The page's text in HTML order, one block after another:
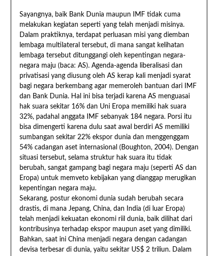
Sayangnya, baik Bank Dunia maupun IMF tidak cuma
melakukan kegiatan seperti yang telah menjadi misinya.
Dalam praktiknya, terdapat perluasan misi yang diemban
lembaga multilateral tersebut, di mana sangat kelihatan
lembaga tersebut ditunggangi oleh kepentingan negara-
negara maju (baca: AS). Agenda-agenda liberalisasi dan
privatisasi yang diusung oleh AS kerap kali menjadi syarat
bagi negara berkembang agar memeroleh bantuan dari IMF
dan Bank Dunia. Hal ini bisa terjadi karena AS menguasai
hak suara sekitar 16% dan Uni Eropa memiliki hak suara
32%, padahal anggata IMF sebanyak 184 negara. Porsi itu
bisa dimengerti karena dulu saat awal berdiri AS memiliki
sumbangan sekitar 22% ekspor dunia dan menggenggam
54% cadangan aset internasional (Boughton, 2004). Dengan
situasi tersebut, selama struktur hak suara itu tidak
berubah, sangat gampang bagi negara maju (seperti AS dan
Eropa) untuk memveto kebijakan yang dianggap merugikan
kepentingan negara maju.
Sekarang, postur ekonomi dunia sudah berubah secara
drastis, di mana Jepang, China, dan India (di luar Eropa)
telah menjadi kekuatan ekonomi riil dunia, baik dilihat dari
kontribusinya terhadap ekspor maupun aset yang dimiliki.
Bahkan, saat ini China menjadi negara dengan cadangan
devisa terbesar di dunia, yaitu sekitar US$ 2 triliun. Dalam